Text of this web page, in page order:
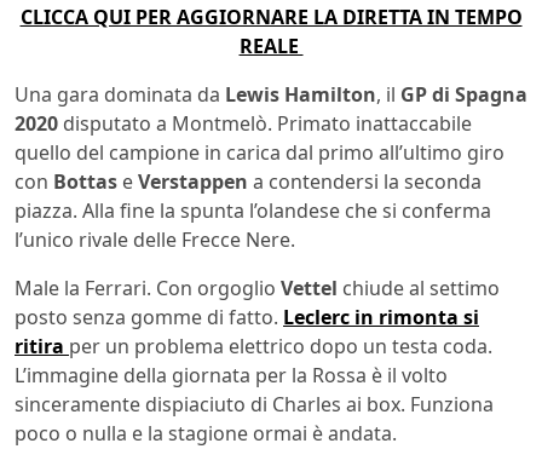
CLICCA QUI PER AGGIORNARE LA DIRETTA IN TEMPO
REALE
Una gara dominata da Lewis Hamilton, il GP di Spagna
2020 disputato a Montmelò. Primato inattaccabile
quello del campione in carica dal primo all’ultimo giro
con Bottas eVerstappen a contendersi la seconda
piazza. Alla fine la spunta l’olandese che si conferma
l’unico rivale delle Frecce Nere.
Male la Ferrari. Con orgoglio Vettel chiude al settimo
posto senza gomme di fatto. Leclerc in rimonta si
ritira per un problema elettrico dopo un testa coda.
L’immagine della giornata per la Rossa è il volto
sinceramente dispiaciuto di Charles ai box. Funziona
poco o nulla e la stagione ormai è andata.